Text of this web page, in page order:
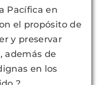
Pacífica en
el propósito de
y preservar
además de
en los